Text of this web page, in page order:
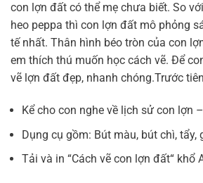
con lợn đất có thể mẹ chưa biết. So
heo peppa thì con lợn đất mô phỏng
tế nhất. Thân hình béo tròn của con
em thích thú muốn học cách vẽ. Để
vẽ lợn đất đẹp, nhanh chóng.Trước
Kể cho con nghe về lịch sử con lợn
Dụng cụ gồm: Bút màu, bút chì, tẩy,
Tải và in “Cách vẽ con lợn đất“ khổ